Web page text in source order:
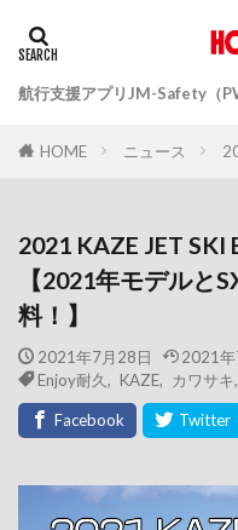
航行支援アプリJM-Safety（
HOME ニュース
2021 KAZE JET
【2021年モデルと
料！】
2021年7月28日 2021年
Enjoy耐久
KAZE, カワサキ